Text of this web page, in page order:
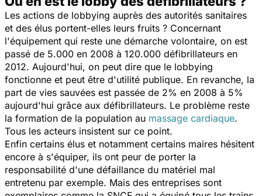
Les actions de lobbying auprès des autorités sanitaires
et des élus portent-elles leurs fruits ? Concernant
l'équipement qui reste une démarche volontaire, on est
passé de 5.000 en 2008 à 120.000 défibrillateurs en
2012. Aujourd'hui, on peut dire que le lobbying
fonctionne et peut être d'utilité publique. En revanche, la
part de vies sauvées est passée de 2% en 2008 à 5%
aujourd'hui grâce aux défibrillateurs. Le problème reste
la formation de la population au massage cardiaque.
Tous les acteurs insistent sur ce point.
Enfin certains élus et notamment certains maires hésitent
encore à s'équiper, ils ont peur de porter la
responsabilité d'une défaillance du matériel mal
entretenu par exemple. Mais des entreprises sont